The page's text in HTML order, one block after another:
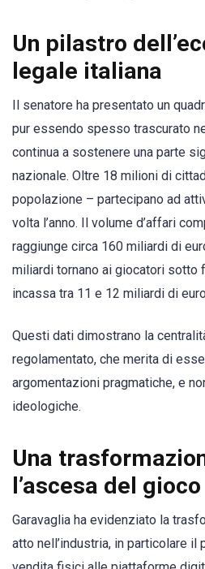
Un pilastro
legale italiana
Il senatore ha presentato un
pur essendo spesso trascurato
continua a sostenere una parte
nazionale. Oltre 18 milioni di
popolazione – partecipano ad
volta l’anno. Il volume d’affari
raggiunge circa 160 miliardi di
miliardi tornano ai giocatori sotto
incassa tra 11 e 12 miliardi di
Questi dati dimostrano la
regolamentato, che merita di
argomentazioni pragmatiche, e
ideologiche.
Una
l’ascesa del
Garavaglia ha evidenziato la
atto nell’industria, in particolare il